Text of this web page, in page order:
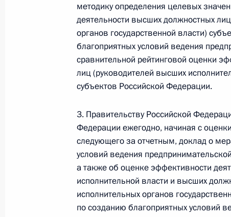
9 сентября 2012 года, воскресенье
Поздравление Эмомали Рахмону с
Таджикистана
9 сентября 2012 года, 12:00
Встреча с волонтёрами,
саммита АТЭС
9 сентября 2012 года, 11:00
Во Владивостоке завершилась
методику определения целевых
деятельности высших должностных
органов государственной власти)
благоприятных условий ведения
сравнительной рейтинговой оценки
лиц (руководителей высших
субъектов Российской Федерации.
3. Правительству Российской
Федерации ежегодно, начиная с
следующего за отчетным, доклад о
условий ведения
а также об оценке эффективности
исполнительной власти и высших
исполнительных органов
по созданию благоприятных условий